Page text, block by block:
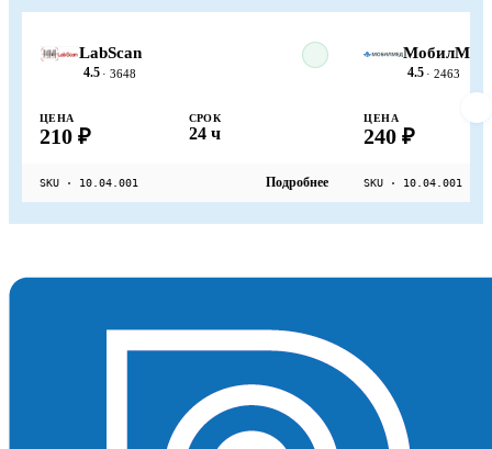
LabScan
4.5 · 3648
ЦЕНА
210 ₽
СРОК
24 ч
SKU · 10.04.001 Подробнее
МобилМед
4.5 · 2463
ЦЕНА
240 ₽
SKU · 10.04.001